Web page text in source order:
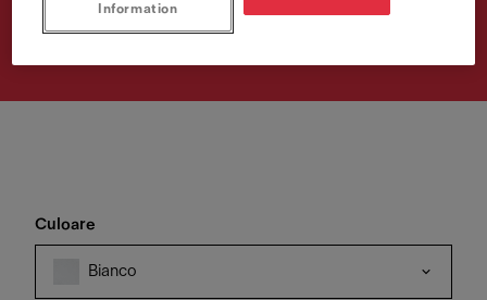
Cumpără
Culoare
Bianco
Information